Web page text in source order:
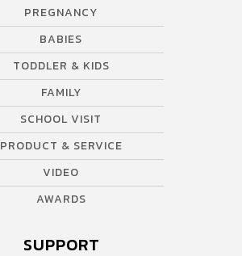
PREGNANCY
BABIES
TODDLER & KIDS
FAMILY
SCHOOL VISIT
PRODUCT & SERVICE
VIDEO
AWARDS
SUPPORT